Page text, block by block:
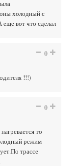
холодный с
вот что сделал
0
!!!)
0
то
режим
трассе